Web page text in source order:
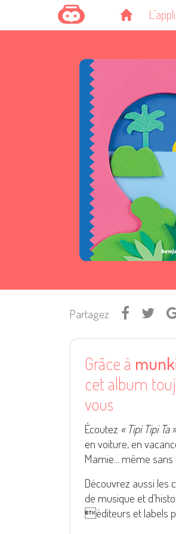
Partagez
Grâce à
cet album
vous
Écoutez « Tipi Tipi Ta »
en voiture, en
Mamie... même
Découvrez aussi les
de musique et
éditeurs et labels